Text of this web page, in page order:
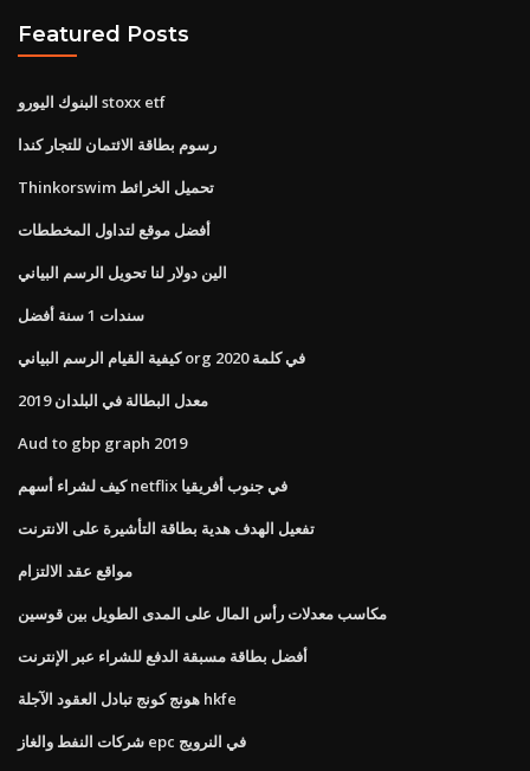
Featured Posts
البنوك اليورو stoxx etf
رسوم بطاقة الائتمان للتجار كندا
Thinkorswim تحميل الخرائط
أفضل موقع لتداول المخططات
الين دولار لنا تحويل الرسم البياني
سندات 1 سنة أفضل
كيفية القيام الرسم البياني org في كلمة 2020
معدل البطالة في البلدان 2019
Aud to gbp graph 2019
كيف لشراء أسهم netflix في جنوب أفريقيا
تفعيل الهدف هدية بطاقة التأشيرة على الانترنت
مواقع عقد الالتزام
مكاسب معدلات رأس المال على المدى الطويل بين قوسين
أفضل بطاقة مسبقة الدفع للشراء عبر الإنترنت
هونج كونج تبادل العقود الآجلة hkfe
شركات النفط والغاز epc في النرويج